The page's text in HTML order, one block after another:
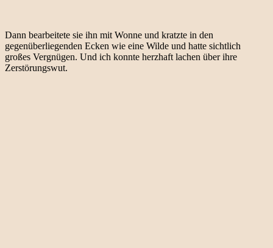
Dann bearbeitete sie ihn mit Wonne und kratzte in den
gegenüberliegenden Ecken wie eine Wilde und hatte sichtlich
großes Vergnügen. Und ich konnte herzhaft lachen über ihre
Zerstörungswut.